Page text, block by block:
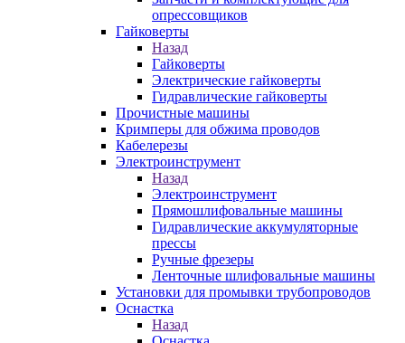
опрессовщиков
Гайковерты
Назад
Гайковерты
Электрические гайковерты
Гидравлические гайковерты
Прочистные машины
Кримперы для обжима проводов
Кабелерезы
Электроинструмент
Назад
Электроинструмент
Прямошлифовальные машины
Гидравлические аккумуляторные
прессы
Ручные фрезеры
Ленточные шлифовальные машины
Установки для промывки трубопроводов
Оснастка
Назад